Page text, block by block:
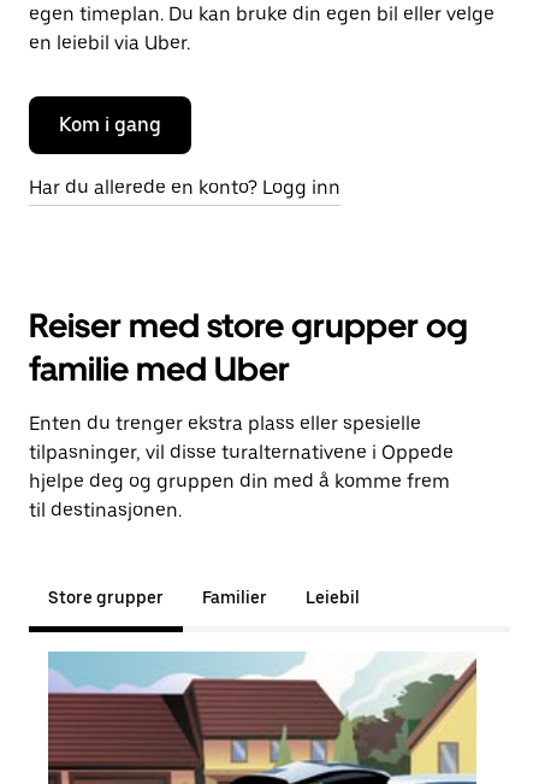
egen timeplan. Du kan bruke din egen bil eller velge
en leiebil via Uber.
Kom i gang
Har du allerede en konto? Logg inn
Reiser med store grupper og
familie med Uber
Enten du trenger ekstra plass eller spesielle
tilpasninger, vil disse turalternativene i Oppede
hjelpe deg og gruppen din med å komme frem
til destinasjonen.
Store grupper Familier Leiebil